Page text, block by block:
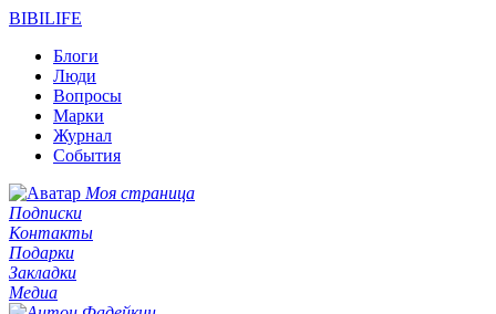
BIBILIFE
Блоги
Люди
Вопросы
Марки
Журнал
События
Моя страница
Подписки
Контакты
Подарки
Закладки
Медиа